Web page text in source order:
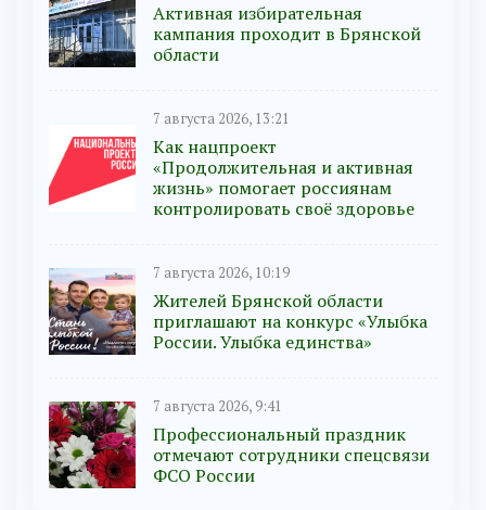
Активная избирательная
кампания проходит в Брянской
области
7 августа 2026, 13:21
Как нацпроект
«Продолжительная и активная
жизнь» помогает россиянам
контролировать своё здоровье
7 августа 2026, 10:19
Жителей Брянской области
приглашают на конкурс «Улыбка
России. Улыбка единства»
7 августа 2026, 9:41
Профессиональный праздник
отмечают сотрудники спецсвязи
ФСО России